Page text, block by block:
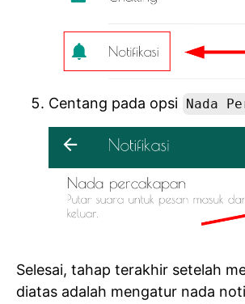
Centang pada opsi Nada
Selesai, tahap terakhir setelah
diatas adalah mengatur nada